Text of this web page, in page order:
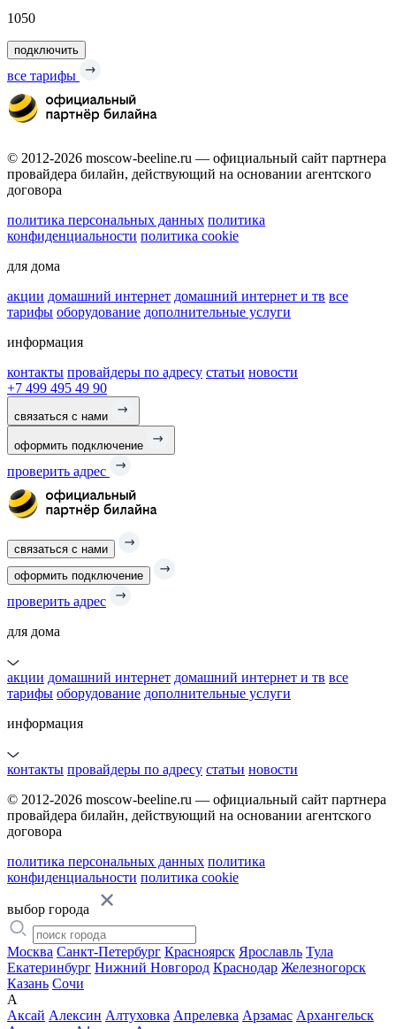
1050
подключить
все тарифы
© 2012-2026 moscow-beeline.ru — официальный сайт партнера
провайдера билайн, действующий на основании агентского
договора
политика персональных данных политика
конфиденциальности политика cookie
для дома
акции домашний интернет домашний интернет и тв все
тарифы оборудование дополнительные услуги
информация
контакты провайдеры по адресу статьи новости
+7 499 495 49 90
связаться с нами
оформить подключение
проверить адрес
связаться с нами
оформить подключение
проверить адрес
для дома
акции домашний интернет домашний интернет и тв все
тарифы оборудование дополнительные услуги
информация
контакты провайдеры по адресу статьи новости
© 2012-2026 moscow-beeline.ru — официальный сайт партнера
провайдера билайн, действующий на основании агентского
договора
политика персональных данных политика
конфиденциальности политика cookie
выбор города
Москва Санкт-Петербург Красноярск Ярославль Тула
Екатеринбург Нижний Новгород Краснодар Железногорск
Казань Сочи
А
Аксай Алексин Алтуховка Апрелевка Арзамас Архангельск